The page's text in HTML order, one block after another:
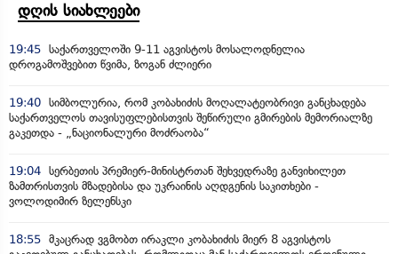
დღის სიახლეები
19:45 საქართველოში 9-11 აგვისტოს მოსალოდნელია
დროგამოშვებით წვიმა, ზოგან ძლიერი
19:40 სიმბოლურია, რომ კობახიძის მოღალატეობრივი განცხადება
საქართველოს თავისუფლებისთვის შეწირული გმირების მემორიალზე
გაკეთდა - „ნაციონალური მოძრაობა“
19:04 სერბეთის პრემიერ-მინისტრთან შეხვედრაზე განვიხილეთ
ზამთრისთვის მზადებისა და უკრაინის აღდგენის საკითხები -
ვოლოდიმირ ზელენსკი
18:55 მკაცრად ვგმობთ ირაკლი კობახიძის მიერ 8 აგვისტოს